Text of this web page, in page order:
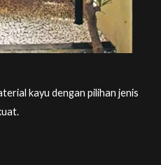
kayu dengan pilihan jenis